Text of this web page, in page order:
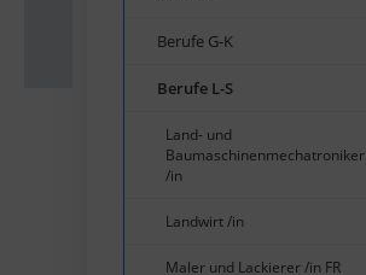
Berufe G-K
Berufe L-S
Land- und
Baumaschinenmechatroniker
/in
Landwirt /in
Maler und Lackierer /in FR